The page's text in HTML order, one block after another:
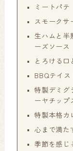
ミートパテ
スモークサ
生ハムと半
ーズソース
とろける
BBQテイ
特製デミ
ーヤチップ
特製本格カ
心まで満た
季節を感じ